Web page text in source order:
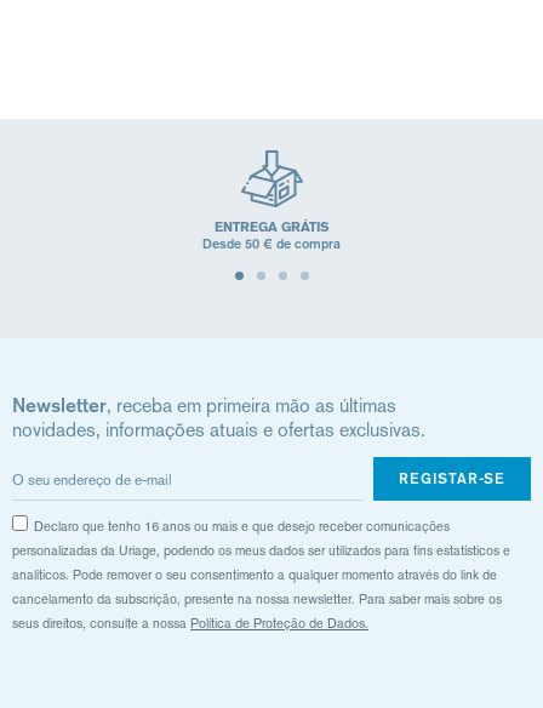
ENTREGA GRÁTIS
Desde 50 € de compra
Newsletter, receba em primeira mão as últimas
novidades, informações atuais e ofertas exclusivas.
REGISTAR-SE
Declaro que tenho 16 anos ou mais e que desejo receber comunicações
personalizadas da Uriage, podendo os meus dados ser utilizados para fins estatísticos e
analíticos. Pode remover o seu consentimento a qualquer momento através do link de
cancelamento da subscrição, presente na nossa newsletter. Para saber mais sobre os
seus direitos, consulte a nossa Política de Proteção de Dados.